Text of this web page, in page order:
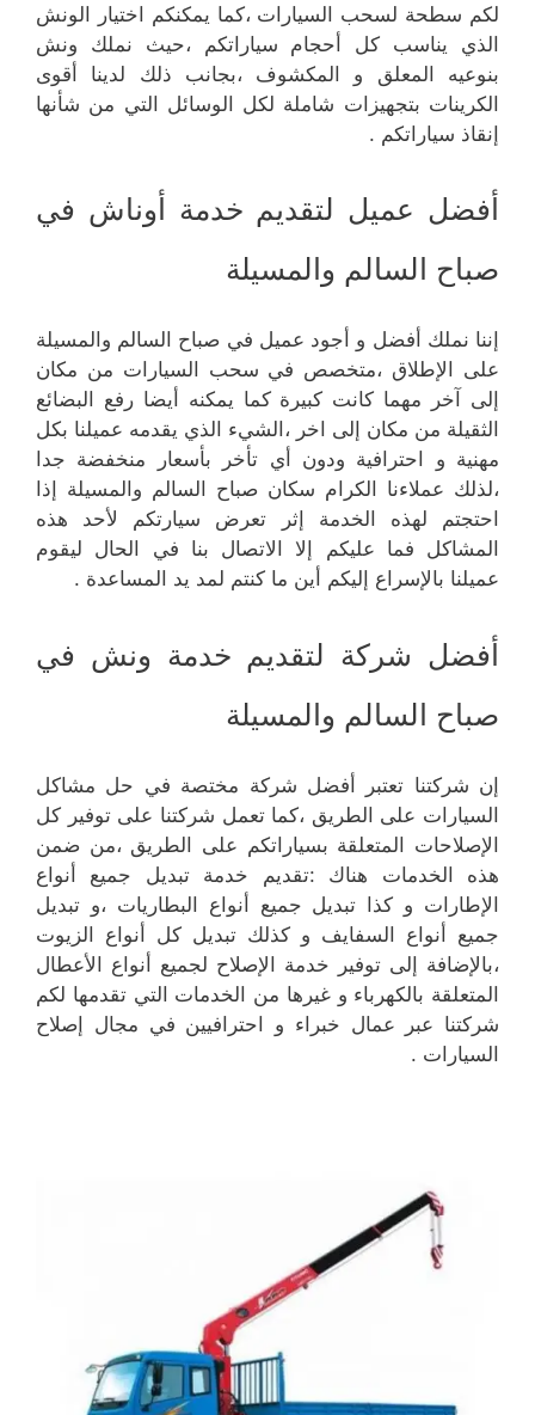
لكم سطحة لسحب السيارات ،كما يمكنكم اختيار الونش
الذي يناسب كل أحجام سياراتكم ،حيث نملك ونش
بنوعيه المعلق و المكشوف ،بجانب ذلك لدينا أقوى
الكرينات بتجهيزات شاملة لكل الوسائل التي من شأنها
إنقاذ سياراتكم .
أفضل عميل لتقديم خدمة أوناش في
صباح السالم والمسيلة
إننا نملك أفضل و أجود عميل في صباح السالم والمسيلة
على الإطلاق ،متخصص في سحب السيارات من مكان
إلى آخر مهما كانت كبيرة كما يمكنه أيضا رفع البضائع
الثقيلة من مكان إلى اخر ،الشيء الذي يقدمه عميلنا بكل
مهنية و احترافية ودون أي تأخر بأسعار منخفضة جدا
،لذلك عملاءنا الكرام سكان صباح السالم والمسيلة إذا
احتجتم لهذه الخدمة إثر تعرض سيارتكم لأحد هذه
المشاكل فما عليكم إلا الاتصال بنا في الحال ليقوم
عميلنا بالإسراع إليكم أين ما كنتم لمد يد المساعدة .
أفضل شركة لتقديم خدمة ونش في
صباح السالم والمسيلة
إن شركتنا تعتبر أفضل شركة مختصة في حل مشاكل
السيارات على الطريق ،كما تعمل شركتنا على توفير كل
الإصلاحات المتعلقة بسياراتكم على الطريق ،من ضمن
هذه الخدمات هناك :تقديم خدمة تبديل جميع أنواع
الإطارات و كذا تبديل جميع أنواع البطاريات ،و تبديل
جميع أنواع السفايف و كذلك تبديل كل أنواع الزيوت
،بالإضافة إلى توفير خدمة الإصلاح لجميع أنواع الأعطال
المتعلقة بالكهرباء و غيرها من الخدمات التي تقدمها لكم
شركتنا عبر عمال خبراء و احترافيين في مجال إصلاح
السيارات .